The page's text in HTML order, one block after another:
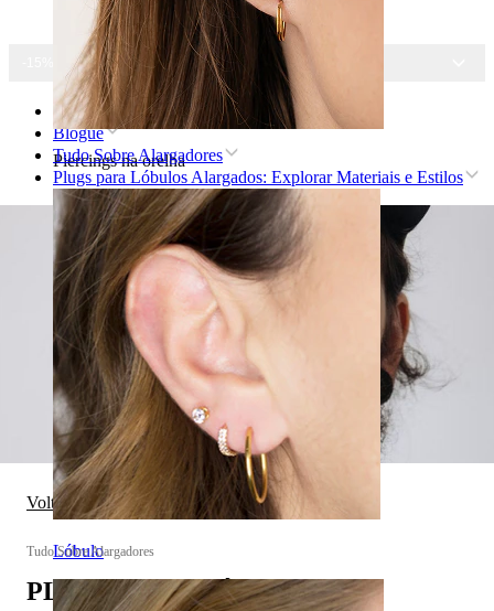
Piercings na orelha
Lóbulo
-15% EM TODAS AS JOIAS
Home
Blogue
Tudo Sobre Alargadores
Plugs para Lóbulos Alargados: Explorar Materiais e Estilos
Voltar a Tudo Sobre Alargadores
Tudo Sobre Alargadores
PLUGS PARA LÓBULOS